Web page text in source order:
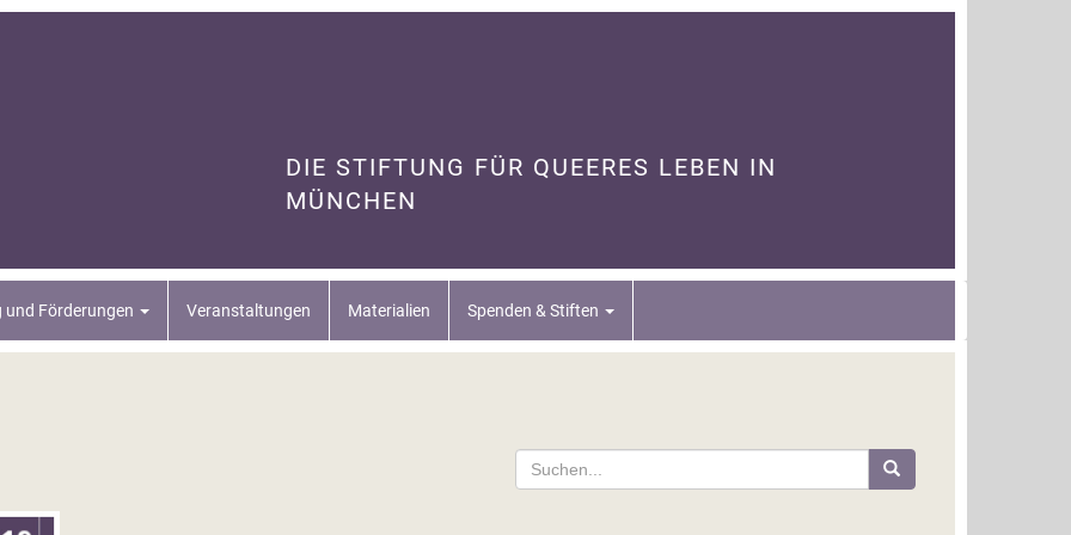
DIE STIFTUNG FÜR QUEERES LEBEN IN
MÜNCHEN
Förderungen Veranstaltungen Materialien Spenden & Stiften
Suche
nach: